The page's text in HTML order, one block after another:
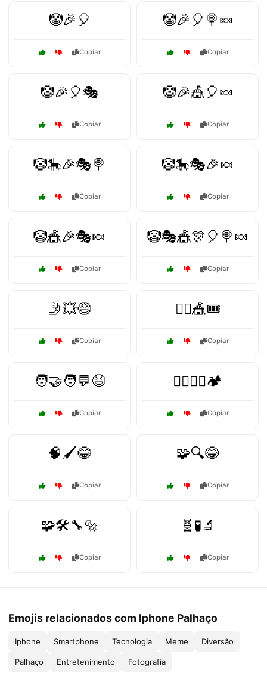
🤡🎉🎈
Copiar
🤡🎉🎈🍭🍬
Copiar
🤡🎉🎈🎭
Copiar
🤡🎉🎪🎈🍬
Copiar
🤡🎠🎉🎭🍭
Copiar
🤡🎠🎭🎉🍬
Copiar
🤡🎪🎉🎭🍬
Copiar
🤡🎭🎪🎊🎈🍭🍬
Copiar
🤳💥😅
Copiar
🤹‍♂️🎪🎟️
Copiar
🧑‍🤝‍🧑💬😆
Copiar
🧗‍♀️🚵‍♂️🏕️
Copiar
🧠🖌️😂
Copiar
🧩🔍😂
Copiar
🧩🛠️🔧🔩
Copiar
🧬🧪🔬
Copiar
Emojis relacionados com Iphone Palhaço
Iphone Smartphone Tecnologia Meme Diversão
Palhaço Entretenimento Fotografia